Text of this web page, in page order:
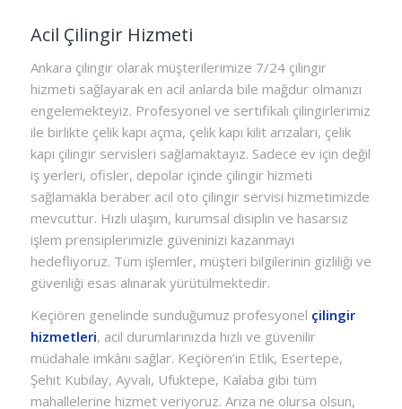
Acil Çilingir Hizmeti
Ankara çilingir olarak müşterilerimize 7/24 çilingir
hizmeti sağlayarak en acil anlarda bile mağdur olmanızı
engelemekteyiz. Profesyonel ve sertifikalı çilingirlerimiz
ile birlikte çelik kapı açma, çelik kapı kilit arızaları, çelik
kapı çilingir servisleri sağlamaktayız. Sadece ev için değil
iş yerleri, ofisler, depolar içinde çilingir hizmeti
sağlamakla beraber acil oto çilingir servisi hizmetimizde
mevcuttur. Hızlı ulaşım, kurumsal disiplin ve hasarsız
işlem prensiplerimizle güveninizi kazanmayı
hedefliyoruz. Tüm işlemler, müşteri bilgilerinin gizliliği ve
güvenliği esas alınarak yürütülmektedir.
Keçiören genelinde sunduğumuz profesyonel çilingir
hizmetleri, acil durumlarınızda hızlı ve güvenilir
müdahale imkânı sağlar. Keçiören’in Etlik, Esertepe,
Şehit Kubilay, Ayvalı, Ufuktepe, Kalaba gibi tüm
mahallelerine hizmet veriyoruz. Arıza ne olursa olsun,